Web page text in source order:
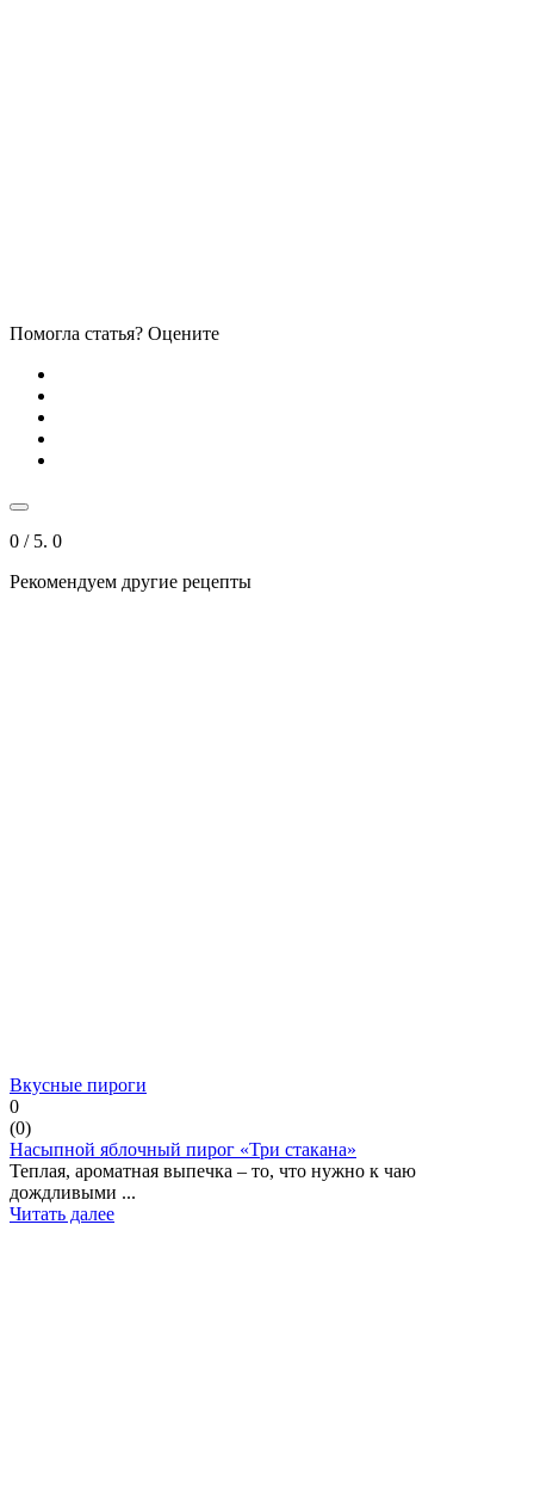
Помогла статья? Оцените
0 / 5. 0
Рекомендуем другие рецепты
Вкусные пироги
0
(0)
Насыпной яблочный пирог «Три стакана»
Теплая, ароматная выпечка – то, что нужно к чаю
дождливыми ...
Читать далее